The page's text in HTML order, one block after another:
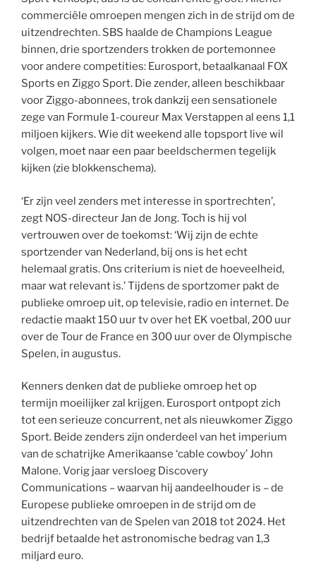
commerciële omroepen mengen zich in de strijd om de
uitzendrechten. SBS haalde de Champions League
binnen, drie sportzenders trokken de portemonnee
voor andere competities: Eurosport, betaalkanaal FOX
Sports en Ziggo Sport. Die zender, alleen beschikbaar
voor Ziggo-abonnees, trok dankzij een sensationele
zege van Formule 1-coureur Max Verstappen al eens 1,1
miljoen kijkers. Wie dit weekend alle topsport live wil
volgen, moet naar een paar beeldschermen tegelijk
kijken (zie blokkenschema).
‘Er zijn veel zenders met interesse in sportrechten’,
zegt NOS-directeur Jan de Jong. Toch is hij vol
vertrouwen over de toekomst: ‘Wij zijn de echte
sportzender van Nederland, bij ons is het echt
helemaal gratis. Ons criterium is niet de hoeveelheid,
maar wat relevant is.’ Tijdens de sportzomer pakt de
publieke omroep uit, op televisie, radio en internet. De
redactie maakt 150 uur tv over het EK voetbal, 200 uur
over de Tour de France en 300 uur over de Olympische
Spelen, in augustus.
Kenners denken dat de publieke omroep het op
termijn moeilijker zal krijgen. Eurosport ontpopt zich
tot een serieuze concurrent, net als nieuwkomer Ziggo
Sport. Beide zenders zijn onderdeel van het imperium
van de schatrijke Amerikaanse ‘cable cowboy’ John
Malone. Vorig jaar versloeg Discovery
Communications – waarvan hij aandeelhouder is – de
Europese publieke omroepen in de strijd om de
uitzendrechten van de Spelen van 2018 tot 2024. Het
bedrijf betaalde het astronomische bedrag van 1,3
miljard euro.